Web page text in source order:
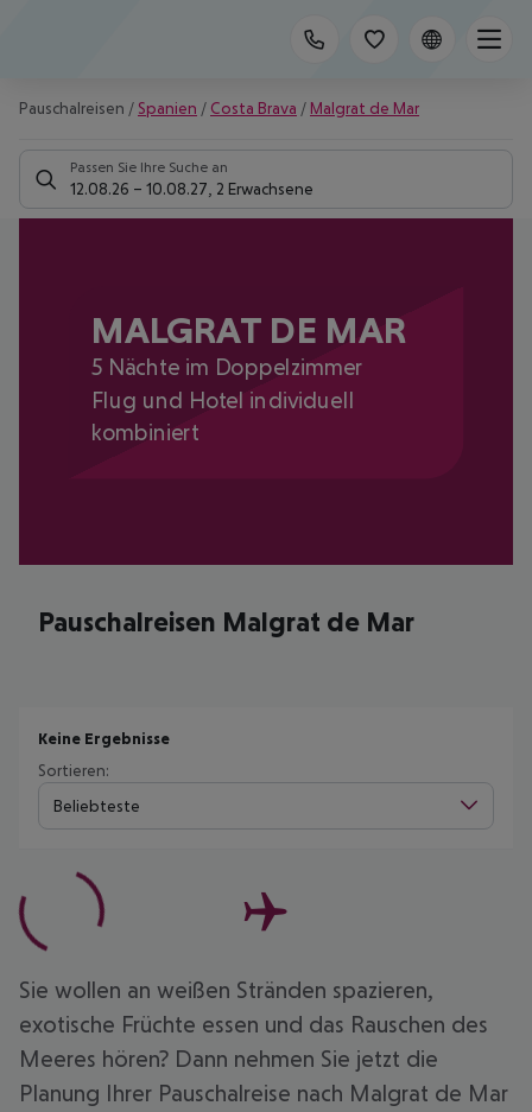
Pauschalreisen / Spanien / Costa Brava / Malgrat de Mar
Passen Sie Ihre Suche an
12.08.26 – 10.08.27 2 Erwachsene
MALGRAT DE MAR
5 Nächte im Doppelzimmer
Flug und Hotel individuell
kombiniert
Pauschalreisen Malgrat de Mar
Keine Ergebnisse
Sortieren:
Beliebteste
Sie wollen an weißen Stränden spazieren,
exotische Früchte essen und das Rauschen des
Meeres hören? Dann nehmen Sie jetzt die
Planung Ihrer Pauschalreise nach Malgrat de Mar